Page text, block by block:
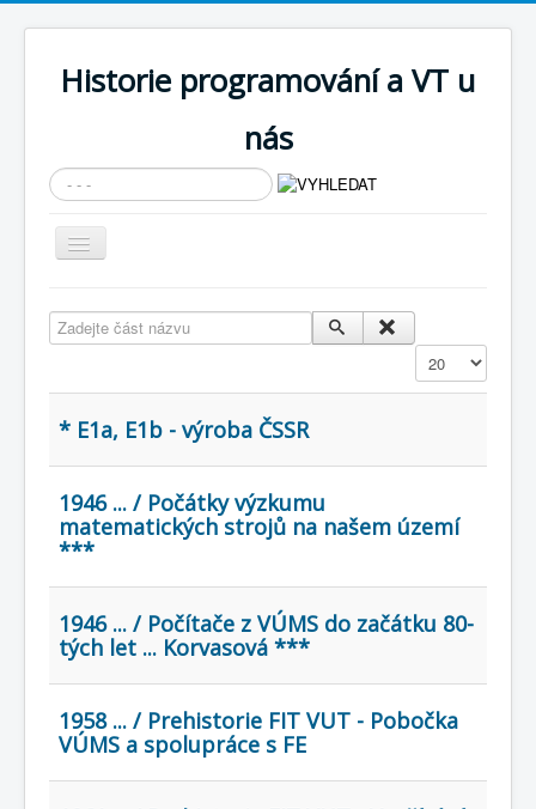
Historie programování a VT u
nás
Vyhledávání...
Přepnout
navigaci
Cíle expozice
Současnost SW a IT
KNIHOVNA
Historické počítače
COBOL
O nás
Úvod Mapa stránek (štítky)
Zadejte část názvu
Zobrazit
* E1a, E1b - výroba ČSSR
1946 ... / Počátky výzkumu
matematických strojů na našem území
***
1946 ... / Počítače z VÚMS do začátku 80-
tých let ... Korvasová ***
1958 ... / Prehistorie FIT VUT - Pobočka
VÚMS a spolupráce s FE